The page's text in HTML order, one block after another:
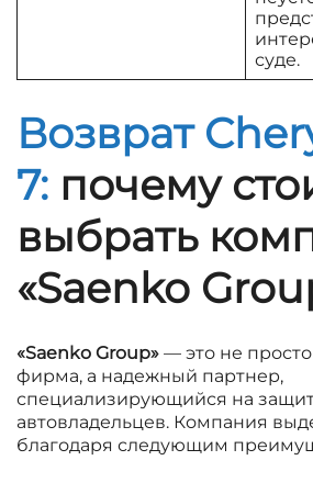
суде.
Возврат
7: почему
выбрать
«Saenko
«Saenko Group» — это не
фирма, а надежный партнер,
специализирующийся на
автовладельцев. Компания
благодаря следующим